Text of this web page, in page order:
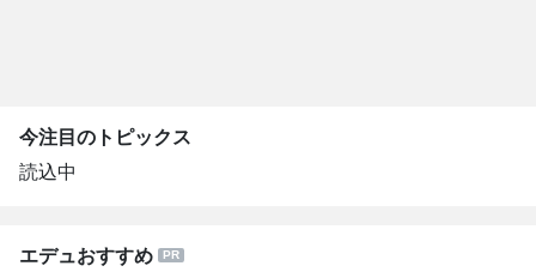
今注目のトピックス
読込中
エデュおすすめ